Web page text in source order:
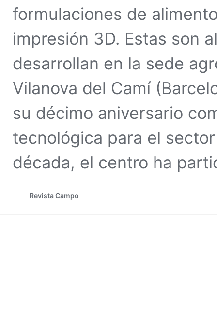
formulaciones de
impresión 3D. Estas son
desarrollan en la sede
Vilanova del Camí
su décimo aniversario
tecnológica para el
década, el centro ha
Revista Campo